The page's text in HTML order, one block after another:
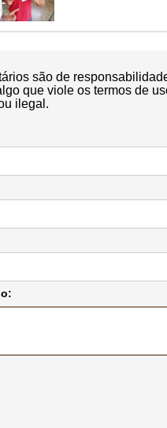
são de
que viole os termos de
ilegal.